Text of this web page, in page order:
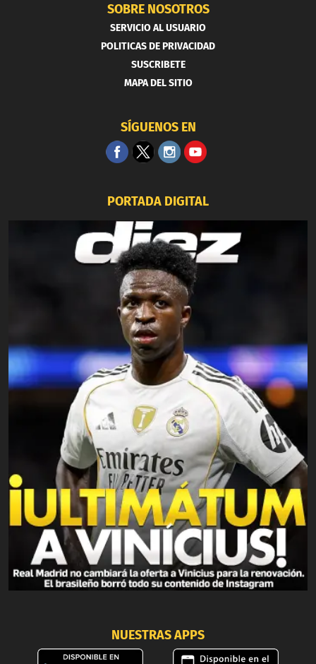
SOBRE NOSOTROS
SERVICIO AL USUARIO
POLITICAS DE PRIVACIDAD
SUSCRIBETE
MAPA DEL SITIO
SÍGUENOS EN
PORTADA DIGITAL
NUESTRAS APPS